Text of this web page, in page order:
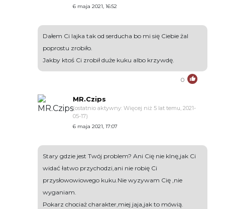
6 maja 2021, 16:52
Dałem Ci lajka tak od serducha bo mi się Ciebie żal
poprostu zrobiło.
Jakby ktoś Ci zrobił duże kuku albo krzywdę.
0
MR.Czips
(ostatnio aktywny: Więcej niż 5 lat temu, 2021-
05-17)
6 maja 2021, 17:07
Stary gdzie jest Twój problem? Ani Cię nie klnę,jak Ci
widać łatwo przychodzi,ani nie robię Ci
przysłowowiowego kuku.Nie wyzywam Cię ,nie
wyganiam.
Pokarz chociaż charakter,miej jaja,jak to mówią.